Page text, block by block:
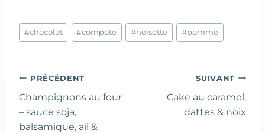
Étiquettes
de
#chocolat #compote #noisette #pomme
Navigation
de
l’article
PRÉCÉDENT
Champignons au four
– sauce soja,
balsamique, ail &
SUIVANT
Cake au caramel,
dattes & noix